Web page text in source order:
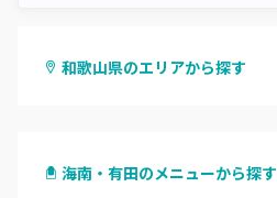
和歌山県のエリアから探す
海南・有田
海南・有田のメニューから探す